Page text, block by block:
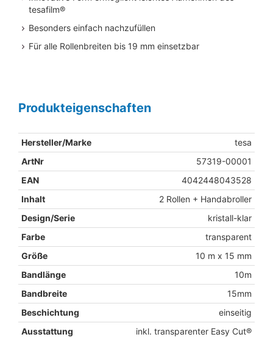
tesafilm®
Besonders einfach nachzufüllen
Für alle Rollenbreiten bis 19 mm einsetzbar
Produkteigenschaften
Hersteller/Marke
tesa
ArtNr
57319-00001
EAN
4042448043528
Inhalt
2 Rollen + Handabroller
Design/Serie
kristall-klar
Farbe
transparent
Größe
10 m x 15 mm
Bandlänge
10m
Bandbreite
15mm
Beschichtung
einseitig
Ausstattung
inkl. transparenter Easy Cut®